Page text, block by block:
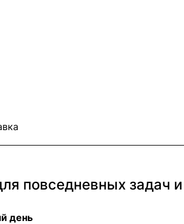
повседневных задач
день